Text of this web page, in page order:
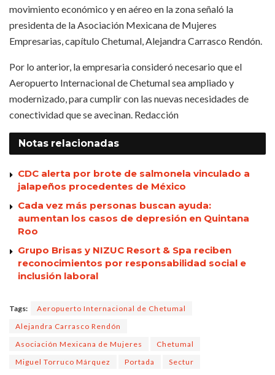
movimiento económico y en aéreo en la zona señaló la
presidenta de la Asociación Mexicana de Mujeres
Empresarias, capítulo Chetumal, Alejandra Carrasco Rendón.
Por lo anterior, la empresaria consideró necesario que el
Aeropuerto Internacional de Chetumal sea ampliado y
modernizado, para cumplir con las nuevas necesidades de
conectividad que se avecinan. Redacción
Notas relacionadas
CDC alerta por brote de salmonela vinculado a
jalapeños procedentes de México
Cada vez más personas buscan ayuda:
aumentan los casos de depresión en Quintana
Roo
Grupo Brisas y NIZUC Resort & Spa reciben
reconocimientos por responsabilidad social e
inclusión laboral
Tags:
Aeropuerto Internacional de Chetumal
Alejandra Carrasco Rendón
Asociación Mexicana de Mujeres
Chetumal
Miguel Torruco Márquez
Portada Sectur